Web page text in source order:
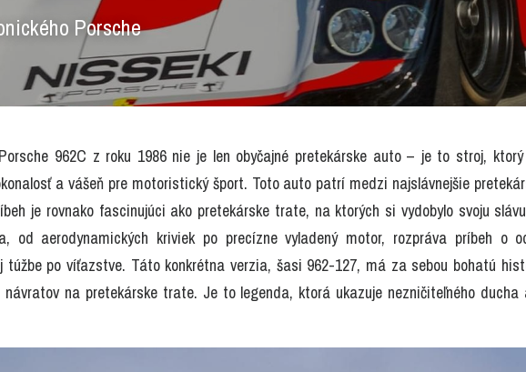
Porsche
962C z roku 1986 nie je len obyčajné pretekárske auto – je to stroj, ktorý
a vášeň pre motoristický šport. Toto auto patrí medzi najslávnejšie
je rovnako fascinujúci ako pretekárske trate, na ktorých si vydobylo svoju
od aerodynamických kriviek po precízne vyladený motor, rozpráva príbeh o
túžbe po víťazstve. Táto konkrétna verzia, šasi 962-127, má za sebou bohatú
na pretekárske trate. Je to legenda, ktorá ukazuje nezničiteľného ducha